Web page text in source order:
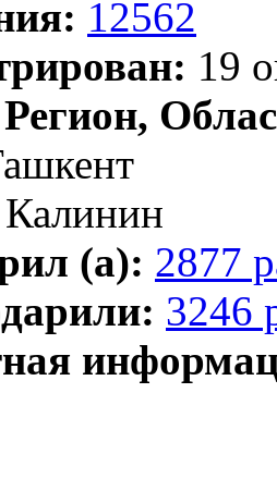
12562
19
Калинин
(а): 2877
3246